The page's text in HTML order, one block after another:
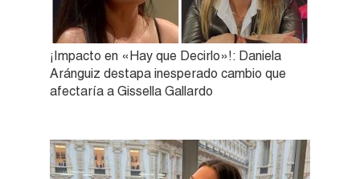
¡Impacto en «Hay que Decirlo»!: Daniela
Aránguiz destapa inesperado cambio que
afectaría a Gissella Gallardo